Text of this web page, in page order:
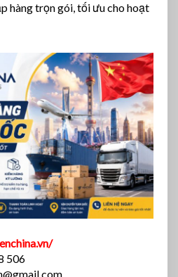
hàng trọn gói, tối ưu cho hoạt
506